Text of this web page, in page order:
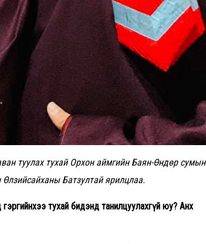
туулах тухай Орхон аймгийн Баян-Өндөр сумын
Батзултай ярилцлаа.
тухай бидэнд танилцуулахгүй юу? Анх